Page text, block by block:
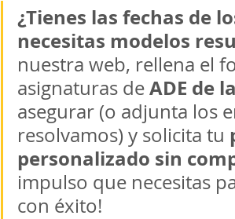
¿Tienes las fechas de
necesitas modelos
nuestra web, rellena el
asignaturas de ADE de
asegurar (o adjunta los
resolvamos) y solicita tu
personalizado sin
impulso que necesitas
con éxito!